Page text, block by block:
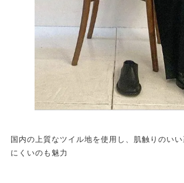
国内の上質なツイル地を使用し、肌触りのい
にくいのも魅力